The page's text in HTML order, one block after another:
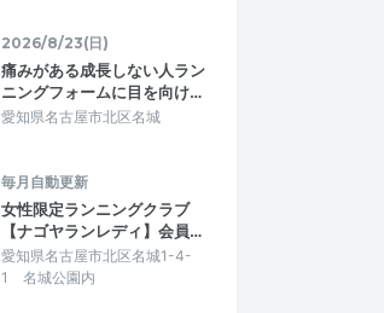
2026/8/23(日)
痛みがある成長しない人ラン
ニングフォームに目を向け…
愛知県名古屋市北区名城
毎月自動更新
女性限定ランニングクラブ
【ナゴヤランレディ】会員…
愛知県名古屋市北区名城1-4-
1 名城公園内